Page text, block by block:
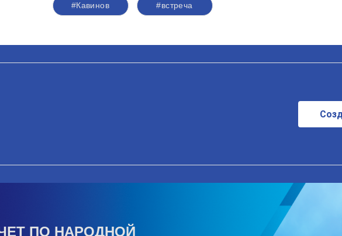
#Кавинов #встреча
ПО НАРОДНОЙ